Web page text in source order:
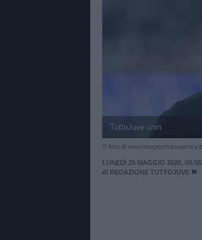
TuttoJuve.com
© foto di www.imagephotoagency.it
LUNEDÌ 25 MAGGIO 2026, 00:55
di REDAZIONE TUTTOJUVE